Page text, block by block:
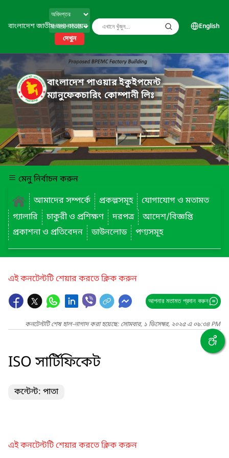
বাংলাদেশ জাতীয় তথ্য বাতায়ন
দেখুন
English
বাংলাদেশ পাওয়ার ইকুইপমেন্ট
ম্যানুফেকচারিং কোম্পানী লিঃ
মেনু নির্বাচন করুন
আমাদের সম্পর্কে
প্রকল্পসমূহ
যোগাযোগ ও মতামত
গ্যালারি
চাকুরী ও প্রশিক্ষণ দরপত্র
আদেশ/বিজ্ঞপ্তি
প্রকাশনা ও প্রতিবেদন
ডাউনলোড পণ্যসমূহ
এই কনটেন্টটি শেয়ার করতে ক্লিক করুন
আপনার মতামত প্রদান করুন
কনটেন্টটি শেষ হাল-নাগাদ করা হয়েছে: সোমবার, ১ ডিসেম্বর, ২০২৫ এ ০৯:৩৪ PM
ISO সার্টিফিকেট
কন্টেন্ট: পাতা
এই কনটেন্টটি শেয়ার করতে ক্লিক করুন